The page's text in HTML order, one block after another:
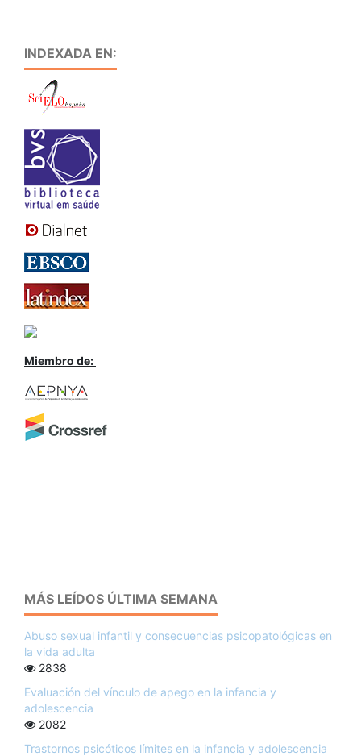
INDEXADA EN:
Miembro de:
MÁS LEÍDOS ÚLTIMA SEMANA
Abuso sexual infantil y consecuencias psicopatológicas en
la vida adulta
2838
Evaluación del vínculo de apego en la infancia y
adolescencia
2082
Trastornos psicóticos límites en la infancia y adolescencia